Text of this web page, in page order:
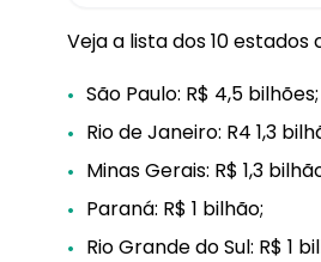
Veja a lista dos 10
São Paulo: R$ 4,5 bilhões;
Rio de Janeiro: R4 1,3
Minas Gerais: R$ 1,3
Paraná: R$ 1 bilhão;
Rio Grande do Sul: R$ 1